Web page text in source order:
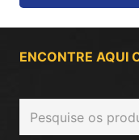
ENCONTRE AQUI